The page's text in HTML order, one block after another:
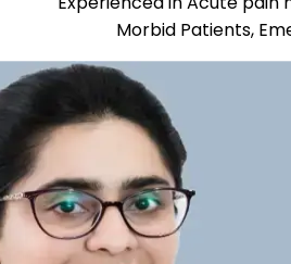
Morbid Patients,